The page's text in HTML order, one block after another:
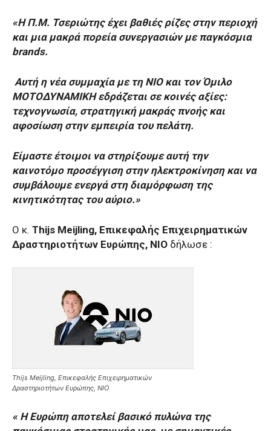
«Η Π.Μ. Τσεριώτης έχει βαθιές ρίζες στην περιοχή
και μια μακρά πορεία συνεργασιών με παγκόσμια
brands.
Αυτή η νέα συμμαχία με τη NIO και τον Όμιλο
ΜΟΤΟΔΥΝΑΜΙΚΗ εδράζεται σε κοινές αξίες:
τεχνογνωσία, στρατηγική μακράς πνοής και
αφοσίωση στην εμπειρία του πελάτη.
Είμαστε έτοιμοι να στηρίξουμε αυτή την
καινοτόμο προσέγγιση στην ηλεκτροκίνηση και να
συμβάλουμε ενεργά στη διαμόρφωση της
κινητικότητας του αύριο.»
Ο κ. Thijs Meijling, Επικεφαλής Επιχειρηματικών
Δραστηριοτήτων Ευρώπης, NIO δήλωσε :
Thijs Meijling, Επικεφαλής Επιχειρηματικών
Δραστηριοτήτων Ευρώπης, NIO
« Η Ευρώπη αποτελεί βασικό πυλώνα της